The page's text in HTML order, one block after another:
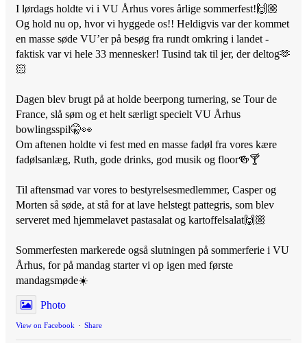
I lørdags holdte vi i VU Århus vores årlige sommerfest!🙌🏼
Og hold nu op, hvor vi hyggede os!! Heldigvis var der kommet
en masse søde VU’er på besøg fra rundt omkring i landet -
faktisk var vi hele 33 mennesker! Tusind tak til jer, der deltog🫶
🏻
Dagen blev brugt på at holde beerpong turnering, se Tour de
France, slå søm og et helt særligt specielt VU Århus
bowlingsspil🤫👀
Om aftenen holdte vi fest med en masse fadøl fra vores kære
fadølsanlæg, Ruth, gode drinks, god musik og floor🍻🍸
Til aftensmad var vores to bestyrelsesmedlemmer, Casper og
Morten så søde, at stå for at lave helstegt pattegris, som blev
serveret med hjemmelavet pastasalat og kartoffelsalat🙌🏼
Sommerfesten markerede også slutningen på sommerferie i VU
Århus, for på mandag starter vi op igen med første
mandagsmøde☀️
Photo
View on Facebook · Share